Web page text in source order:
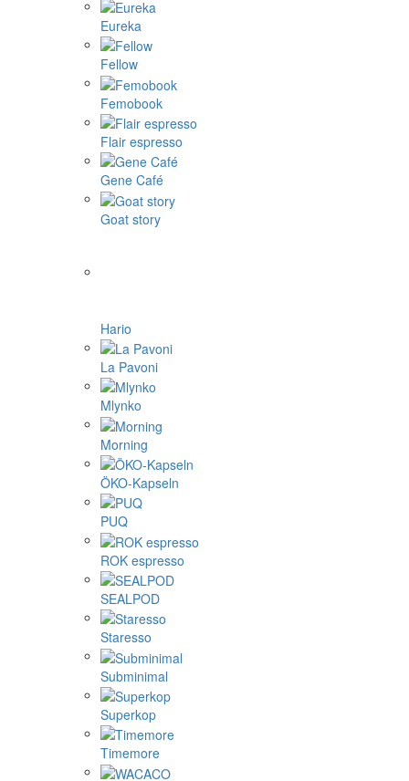
Eureka
Fellow
Femobook
Flair espresso
Gene Café
Goat story
Hario
La Pavoni
Mlynko
Morning
ÖKO-Kapseln
PUQ
ROK espresso
SEALPOD
Staresso
Subminimal
Superkop
Timemore